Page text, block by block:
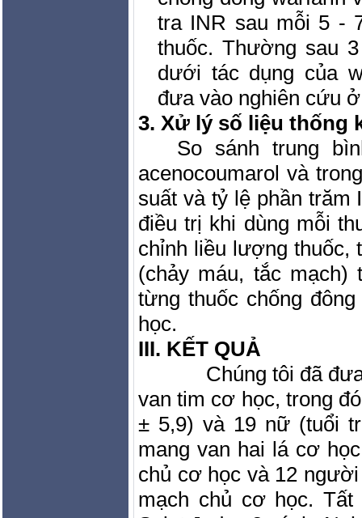
tra INR sau mỗi 5 -
thuốc. Thường sau
dưới tác dụng của
đưa vào nghiên cứu
3. Xử lý số liệu thống
So sánh trung
acenocoumarol và
suất và tỷ lệ phần trăm
điều trị khi dùng mỗi
chỉnh liều lượng thuốc,
(chảy máu, tắc
từng thuốc chống
học.
III. KẾT QUẢ
Chúng tôi đã
van tim cơ học, trong
± 5,9) và 19 nữ (tuổi
mang van hai lá cơ
chủ cơ học và 12
mạch chủ cơ học.